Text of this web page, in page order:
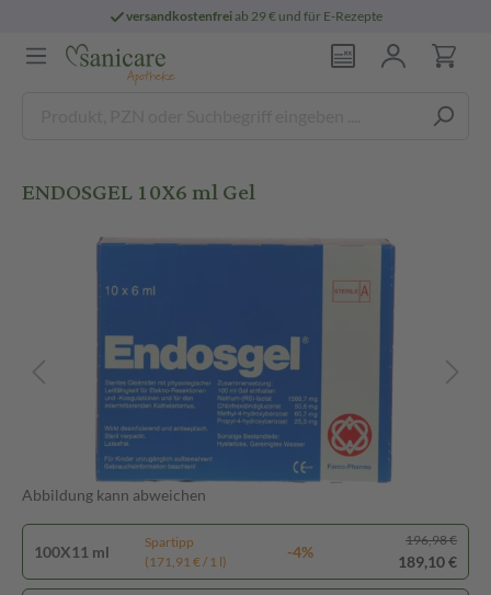
versandkostenfreiab 29 € und für E-Rezepte
ENDOSGEL 10X6 ml Gel
Abbildung kann abweichen
100X11 ml
Spartipp
(171,91 € / 1 l)
-4%
196,98 €
189,10 €